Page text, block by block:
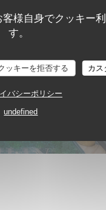
様自身でクッキー
す。
ッキーを拒否する カス
バシーポリシー
undefined